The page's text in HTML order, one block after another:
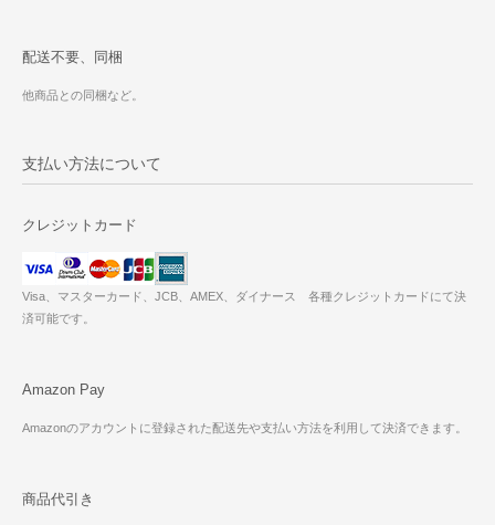
配送不要、同梱
他商品との同梱など。
支払い方法について
クレジットカード
Visa、マスターカード、JCB、AMEX、ダイナース 各種クレジットカードにて決
済可能です。
Amazon Pay
Amazonのアカウントに登録された配送先や支払い方法を利用して決済できます。
商品代引き